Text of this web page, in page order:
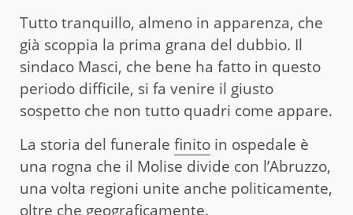
Tutto tranquillo, almeno in apparenza, che
già scoppia la prima grana del dubbio. Il
sindaco Masci, che bene ha fatto in questo
periodo difficile, si fa venire il giusto
sospetto che non tutto quadri come appare.
La storia del funerale finito in ospedale è
una rogna che il Molise divide con l’Abruzzo,
una volta regioni unite anche politicamente,
oltre che geograficamente.